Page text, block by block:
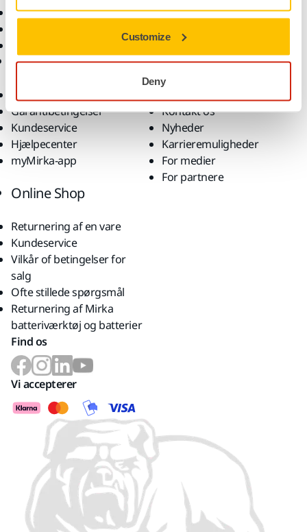
Customize
Deny
Tilbehør og forbrugsvarer
Support
Garantibetingelser
Kundeservice
Hjælpecenter
myMirka-app
Virksomhed
Kontakt os
Nyheder
Karrieremuligheder
For medier
For partnere
Online Shop
Returnering af en vare
Kundeservice
Vilkår of betingelser for
salg
Ofte stillede spørgsmål
Returnering af Mirka
batteriværktøj og batterier
Find os
Vi accepterer